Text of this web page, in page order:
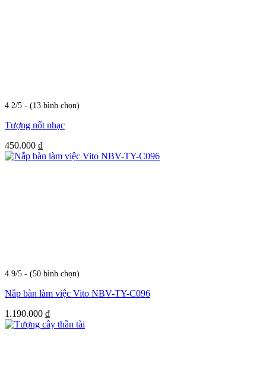
4.2/5 - (13 bình chọn)
Tượng nốt nhạc
450.000 ₫
4.9/5 - (50 bình chọn)
Nắp bàn làm việc Vito NBV-TY-C096
1.190.000 ₫